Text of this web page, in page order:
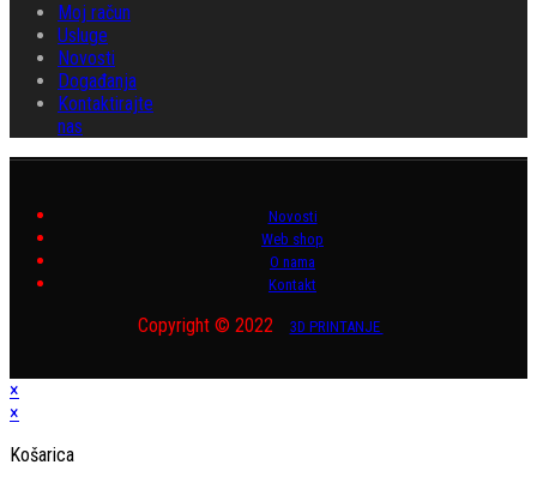
Moj račun
Usluge
Novosti
Događanja
Kontaktirajte
nas
Novosti
Web shop
O nama
Kontakt
Copyright © 2022 3D PRINTANJE
×
×
Košarica